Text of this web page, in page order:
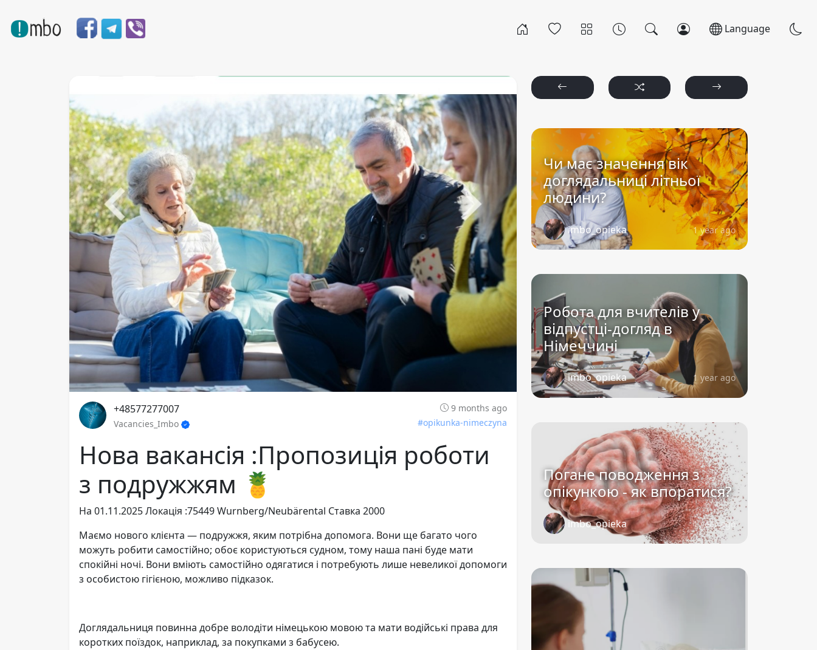
Language
+48577277007
9 months ago
Vacancies_Imbo
#opikunka-nimeczyna
Нова вакансія :Пропозиція роботи
з подружжям 🍍
На 01.11.2025 Локація :75449 Wurnberg/Neubärental Ставка 2000
Маємо нового клієнта — подружжя, яким потрібна допомога. Вони ще багато чого
можуть робити самостійно; обоє користуються судном, тому наша пані буде мати
спокійні ночі. Вони вміють самостійно одягатися і потребують лише невеликої допомоги
з особистою гігієною, можливо підказок.
Доглядальниця повинна добре володіти німецькою мовою та мати водійські права для
коротких поїздок, наприклад, за покупками з бабусею.
Чи має значення вік
доглядальниці літньої
людини?
imbo_opieka 1 year ago
Робота для вчителів у
відпустці-догляд в
Німеччині
imbo_opieka 1 year ago
Погане поводження з
опікункою - як впоратися?
imbo_opieka 1 year ago